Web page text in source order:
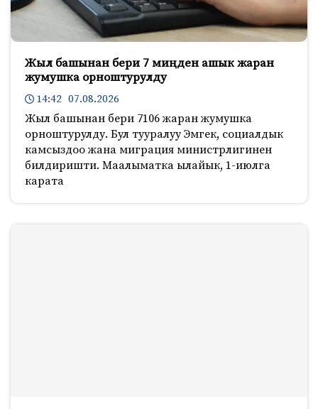
Жыл башынан бери 7 миңден ашык жаран
жумушка орноштурулду
14:42 07.08.2026
Жыл башынан бери 7106 жаран жумушка
орноштурулду. Бул тууралуу Эмгек, социалдык
камсыздоо жана миграция министрлигинен
билдиришти. Маалыматка ылайык, 1-июлга
карата